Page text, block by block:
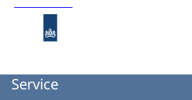
Service